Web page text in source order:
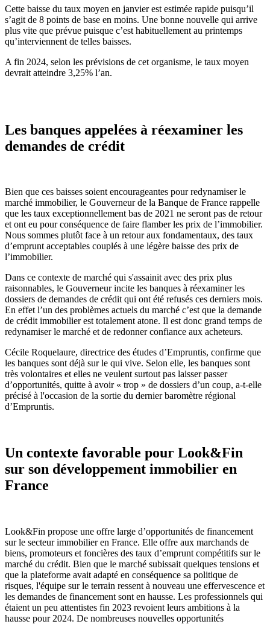
Cette baisse du taux moyen en janvier est estimée rapide puisqu’il
s’agit de 8 points de base en moins. Une bonne nouvelle qui arrive
plus vite que prévue puisque c’est habituellement au printemps
qu’interviennent de telles baisses.
A fin 2024, selon les prévisions de cet organisme, le taux moyen
devrait atteindre 3,25% l’an.
Les banques appelées à réexaminer les
demandes de crédit
Bien que ces baisses soient encourageantes pour redynamiser le
marché immobilier, le Gouverneur de la Banque de France rappelle
que les taux exceptionnellement bas de 2021 ne seront pas de retour
et ont eu pour conséquence de faire flamber les prix de l’immobilier.
Nous sommes plutôt face à un retour aux fondamentaux, des taux
d’emprunt acceptables couplés à une légère baisse des prix de
l’immobilier.
Dans ce contexte de marché qui s'assainit avec des prix plus
raisonnables, le Gouverneur incite les banques à réexaminer les
dossiers de demandes de crédit qui ont été refusés ces derniers mois.
En effet l’un des problèmes actuels du marché c’est que la demande
de crédit immobilier est totalement atone. Il est donc grand temps de
redynamiser le marché et de redonner confiance aux acheteurs.
Cécile Roquelaure, directrice des études d’Empruntis, confirme que
les banques sont déjà sur le qui vive. Selon elle, les banques sont
très volontaires et elles ne veulent surtout pas laisser passer
d’opportunités, quitte à avoir « trop » de dossiers d’un coup, a-t-elle
précisé à l'occasion de la sortie du dernier baromètre régional
d’Empruntis.
Un contexte favorable pour Look&Fin
sur son développement immobilier en
France
Look&Fin propose une offre large d’opportunités de financement
sur le secteur immobilier en France. Elle offre aux marchands de
biens, promoteurs et foncières des taux d’emprunt compétitifs sur le
marché du crédit. Bien que le marché subissait quelques tensions et
que la plateforme avait adapté en conséquence sa politique de
risques, l'équipe sur le terrain ressent à nouveau une effervescence et
les demandes de financement sont en hausse. Les professionnels qui
étaient un peu attentistes fin 2023 revoient leurs ambitions à la
hausse pour 2024. De nombreuses nouvelles opportunités